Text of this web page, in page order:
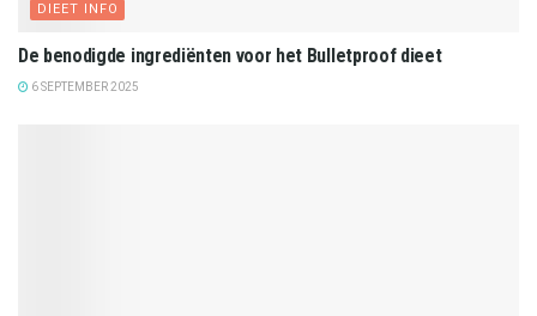
DIEET INFO
De benodigde ingrediënten voor het Bulletproof dieet
6 SEPTEMBER 2025